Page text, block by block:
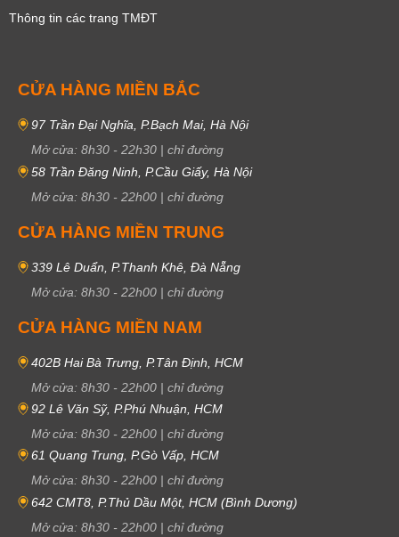
Thông tin các trang TMĐT
CỬA HÀNG MIỀN BẮC
97 Trần Đại Nghĩa, P.Bạch Mai, Hà Nội
Mở cửa: 8h30 - 22h30 | chỉ đường
58 Trần Đăng Ninh, P.Cầu Giấy, Hà Nội
Mở cửa: 8h30 - 22h00 | chỉ đường
CỬA HÀNG MIỀN TRUNG
339 Lê Duẩn, P.Thanh Khê, Đà Nẵng
Mở cửa: 8h30 - 22h00 | chỉ đường
CỬA HÀNG MIỀN NAM
402B Hai Bà Trưng, P.Tân Định, HCM
Mở cửa: 8h30 - 22h00 | chỉ đường
92 Lê Văn Sỹ, P.Phú Nhuận, HCM
Mở cửa: 8h30 - 22h00 | chỉ đường
61 Quang Trung, P.Gò Vấp, HCM
Mở cửa: 8h30 - 22h00 | chỉ đường
642 CMT8, P.Thủ Dầu Một, HCM (Bình Dương)
Mở cửa: 8h30 - 22h00 | chỉ đường